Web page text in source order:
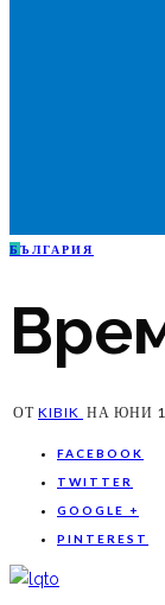
Б ЪЛГАРИЯ
ОТ KIBIK НА ЮНИ
FACEBOOK
TWITTER
GOOGLE +
PINTEREST